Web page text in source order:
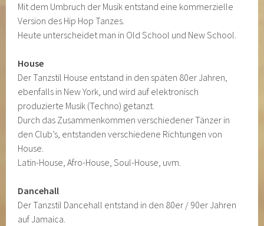
Mit dem Umbruch der Musik entstand eine kommerzielle
Version des Hip Hop Tanzes.
Heute unterscheidet man in Old School und New School.
House
Der Tanzstil House entstand in den späten 80er Jahren,
ebenfalls in New York, und wird auf elektronisch
produzierte Musik (Techno) getanzt.
Durch das Zusammenkommen verschiedener Tänzer in
den Club’s, entstanden verschiedene Richtungen von
House.
Latin-House, Afro-House, Soul-House, uvm.
Dancehall
Der Tanzstil Dancehall entstand in den 80er / 90er Jahren
auf Jamaica.